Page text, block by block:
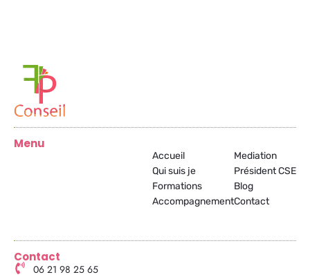
Menu
Mediation
Président CSE
Blog
Contact
Accueil
Qui suis je
Formations
Accompagnement
Contact
06 21 98 25 65